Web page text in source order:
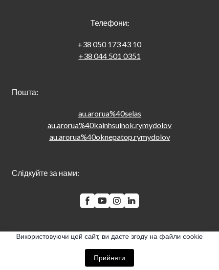
Телефони:
+38 050 173 43 10
+38 044 501 0351
Пошта:
au.arorua%40selas
au.arorua%40kainhsuinok.rymydolov
au.arorua%40oknepatop.rymydolov
Слідкуйте за нами:
© Created by 2023
All rights Reserved
Використовуючи цей сайт, ви даєте згоду на файли cookie
Прийняти